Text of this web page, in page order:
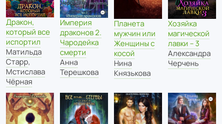
Дракон,
который все
испортил
Матильда
Старр,
Мстислава
Чёрная
Империя
драконов 2.
Чародейка
смерти
Анна
Терешкова
Планета
мужчин или
Женщины с
косой
Нина
Князькова
Хозяйка
магической
лавки – 3
Александра
Черчень